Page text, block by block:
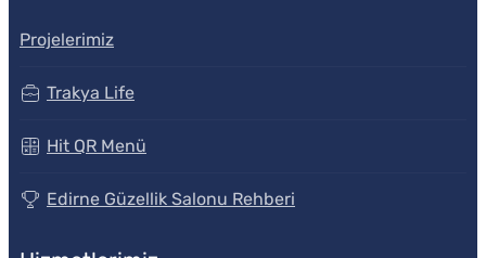
Projelerimiz
Trakya Life
Hit QR Menü
Edirne Güzellik Salonu Rehberi